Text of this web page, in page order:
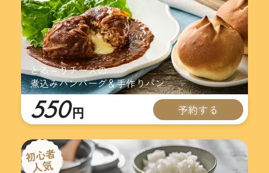
とろ～りチーズの
煮込みハンバーグ＆手作りパン
550 円 予約する